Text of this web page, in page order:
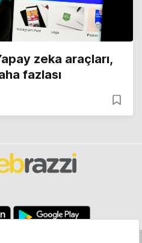
zeka araçları,
fazlası